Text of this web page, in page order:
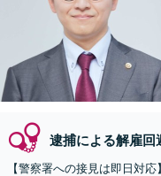
逮捕による解雇回
【警察署への接見は即日対